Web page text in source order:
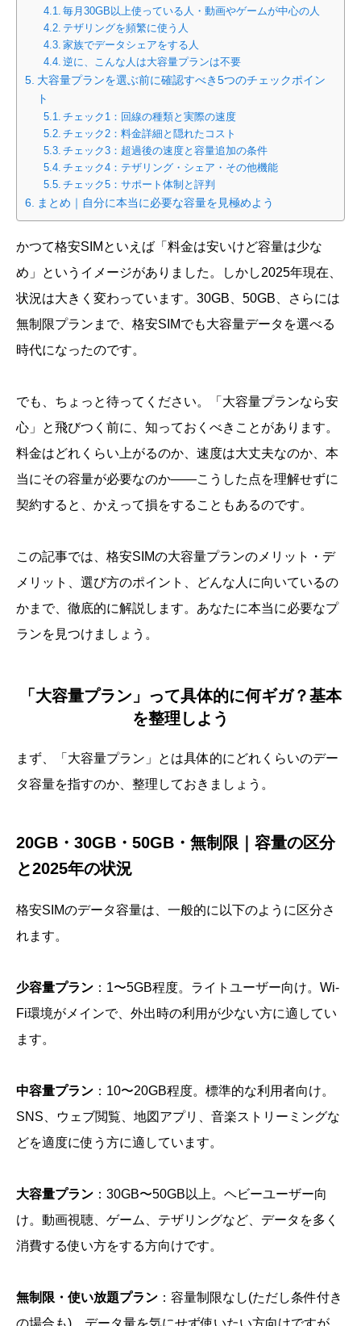
毎月30GB以上使っている人・動画やゲームが中心の人
テザリングを頻繁に使う人
家族でデータシェアをする人
逆に、こんな人は大容量プランは不要
大容量プランを選ぶ前に確認すべき5つのチェックポイン
ト
チェック1：回線の種類と実際の速度
チェック2：料金詳細と隠れたコスト
チェック3：超過後の速度と容量追加の条件
チェック4：テザリング・シェア・その他機能
チェック5：サポート体制と評判
まとめ｜自分に本当に必要な容量を見極めよう
かつて格安SIMといえば「料金は安いけど容量は少な
め」というイメージがありました。しかし2025年現在、
状況は大きく変わっています。30GB、50GB、さらには
無制限プランまで、格安SIMでも大容量データを選べる
時代になったのです。
でも、ちょっと待ってください。「大容量プランなら安
心」と飛びつく前に、知っておくべきことがあります。
料金はどれくらい上がるのか、速度は大丈夫なのか、本
当にその容量が必要なのか――こうした点を理解せずに
契約すると、かえって損をすることもあるのです。
この記事では、格安SIMの大容量プランのメリット・デ
メリット、選び方のポイント、どんな人に向いているの
かまで、徹底的に解説します。あなたに本当に必要なプ
ランを見つけましょう。
「大容量プラン」って具体的に何ギガ？基本
を整理しよう
まず、「大容量プラン」とは具体的にどれくらいのデー
タ容量を指すのか、整理しておきましょう。
20GB・30GB・50GB・無制限｜容量の区分
と2025年の状況
格安SIMのデータ容量は、一般的に以下のように区分さ
れます。
少容量プラン ：1〜5GB程度。ライトユーザー向け。Wi-
Fi環境がメインで、外出時の利用が少ない方に適してい
ます。
中容量プラン ：10〜20GB程度。標準的な利用者向け。
SNS、ウェブ閲覧、地図アプリ、音楽ストリーミングな
どを適度に使う方に適しています。
大容量プラン ：30GB〜50GB以上。ヘビーユーザー向
け。動画視聴、ゲーム、テザリングなど、データを多く
消費する使い方をする方向けです。
無制限・使い放題プラン ：容量制限なし(ただし条件付き
の場合も)。データ量を気にせず使いたい方向けですが、